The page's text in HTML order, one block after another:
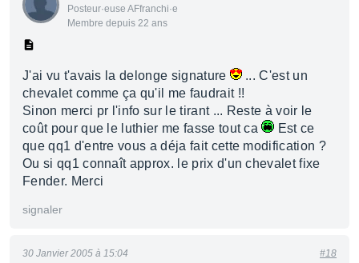
Posteur·euse AFfranchi·e
Membre depuis 22 ans
J'ai vu t'avais la delonge signature
... C'est un
chevalet comme ça qu'il me faudrait !!
Sinon merci pr l'info sur le tirant ... Reste à voir le
coût pour que le luthier me fasse tout ca
Est ce
que qq1 d'entre vous a déja fait cette modification ?
Ou si qq1 connaît approx. le prix d'un chevalet fixe
Fender. Merci
signaler
30 Janvier 2005 à 15:04 #18